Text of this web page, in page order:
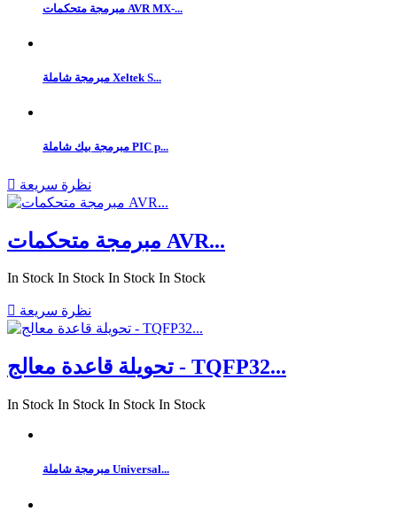
مبرمجة متحكمات AVR MX-...
مبرمجة شاملة Xeltek S...
مبرمجة بيك شاملة PIC p...
 نظرة سريعة
مبرمجة متحكمات AVR...
In Stock In Stock In Stock In Stock
 نظرة سريعة
تحويلة قاعدة معالج - TQFP32...
In Stock In Stock In Stock In Stock
مبرمجة شاملة Universal...